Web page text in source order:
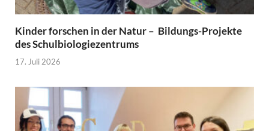
Kinder forschen in der Natur – Bildungs-Projekte
des Schulbiologiezentrums
17. Juli 2026